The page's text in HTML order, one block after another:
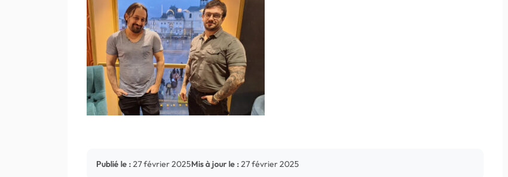
Publié le : 27 février 2025Mis à jour le : 27 février 2025